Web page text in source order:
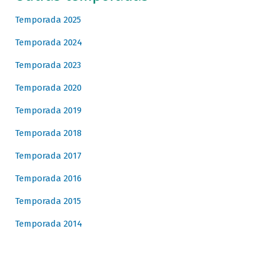
Temporada 2025
Temporada 2024
Temporada 2023
Temporada 2020
Temporada 2019
Temporada 2018
Temporada 2017
Temporada 2016
Temporada 2015
Temporada 2014